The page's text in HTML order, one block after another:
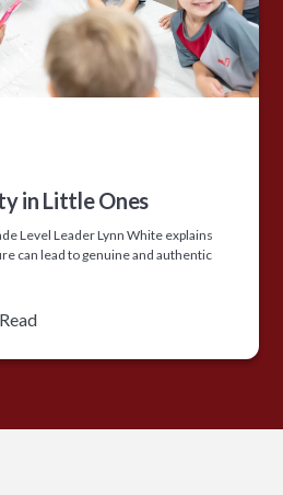
in Little Ones
Level Leader Lynn White explains
can lead to genuine and authentic